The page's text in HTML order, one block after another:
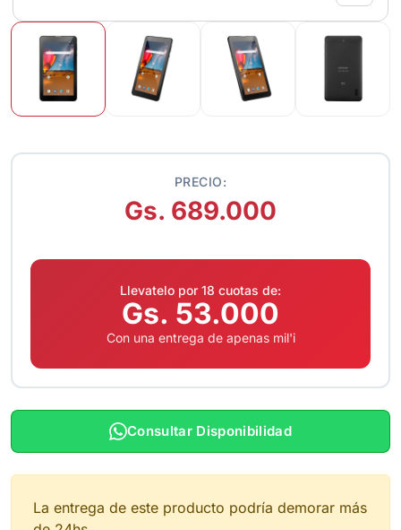
PRECIO:
Gs. 689.000
Llevatelo por 18 cuotas de:
Gs. 53.000
Con una entrega de apenas mil'i
Consultar Disponibilidad
La entrega de este producto podría demorar más